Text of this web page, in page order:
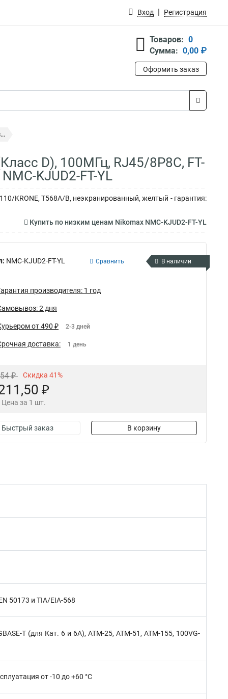
Вход Регистрация
Товаров: 0
Сумма: 0,00 ₽
Оформить заказ
D), 100МГц, RJ45/8P8C, FT-
KJUD2-FT-YL
KRONE, T568A/B, неэкранированный, желтый - гарантия:
Купить по низким ценам Nikomax NMC-KJUD2-FT-YL
NMC-KJUD2-FT-YL Сравнить В наличии
производителя: 1 год
2 дня
от 490 ₽ 2-3 дней
доставка: 1 день
₽ Скидка 41%
₽
Цена за 1 шт.
Быстрый заказ В корзину
50173 и TIA/EIA-568
T (для Кат. 6 и 6А), ATM-25, ATM-51, ATM-155, 100VG-
от -10 до +60 °C